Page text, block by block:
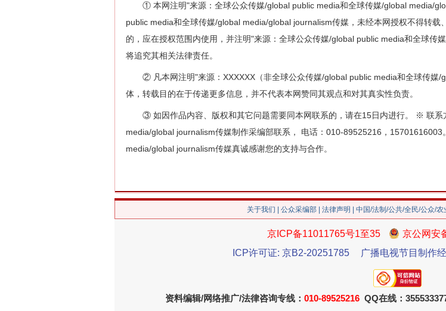
① 本网注明"来源：全球公众传媒/global public media和全球传媒/global media/
public media和全球传媒/global media/global journalism传媒，未经本网授权不得转
的，应在授权范围内使用，并注明"来源：全球公众传媒/global public media和全球传
将追究其相关法律责任。
② 凡本网注明"来源：XXXXXX（非全球公众传媒/global public media和全球传媒
体，转载目的在于传递更多信息，并不代表本网赞同其观点和对其真实性负责。
③ 如因作品内容、版权和其它问题需要同本网联系的，请在15日内进行。 ※ 联
media/global journalism传媒制作采编部联系， 电话：010-89525216，
media/global journalism传媒真诚感谢您的支持与合作。
关于我们 公众采编部 法律声明 | 中国/法制/公共/全民/公众/
京ICP备11011765号1至35
京公网安
ICP许可证: 京B2-20251785
广播电视节目制作
资料编辑/网络推广/法律咨询专线： 010-89525216 QQ在线：